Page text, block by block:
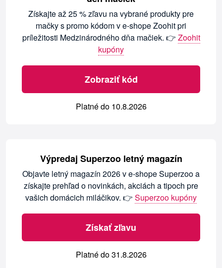
Získajte až 25 % zľavu na vybrané produkty pre
mačky s promo kódom v e-shope Zoohit pri
príležitosti Medzinárodného dňa mačiek. 👉 Zoohit
kupóny
Zobraziť kód
Platné do 10.8.2026
Výpredaj Superzoo letný magazín
Objavte letný magazín 2026 v e-shope Superzoo a
získajte prehľad o novinkách, akciách a tipoch pre
vašich domácich miláčikov. 👉 Superzoo kupóny
Získať zľavu
Platné do 31.8.2026